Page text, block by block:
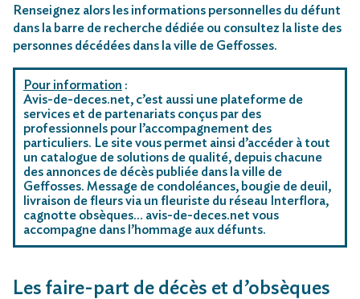
Renseignez alors les informations personnelles du défunt
dans la barre de recherche dédiée ou consultez la liste des
personnes décédées dans la ville de Geffosses.
Pour information :
Avis-de-deces.net, c’est aussi une plateforme de
services et de partenariats conçus par des
professionnels pour l’accompagnement des
particuliers. Le site vous permet ainsi d’accéder à tout
un catalogue de solutions de qualité, depuis chacune
des annonces de décès publiée dans la ville de
Geffosses. Message de condoléances, bougie de deuil,
livraison de fleurs via un fleuriste du réseau Interflora,
cagnotte obsèques… avis-de-deces.net vous
accompagne dans l’hommage aux défunts.
Les faire-part de décès et d’obsèques